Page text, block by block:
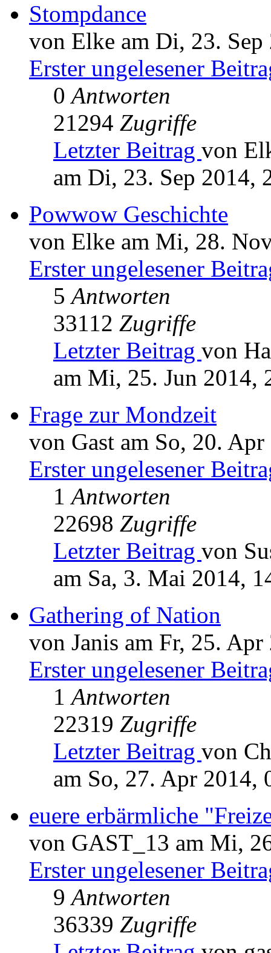
Stompdance
von Elke am Di, 23. Sep
Erster ungelesener
0Antworten
21294 Zugriffe
Letzter Beitrag von
am Di, 23. Sep 2014,
Powwow Geschichte
von Elke am Mi, 28.
Erster ungelesener
5Antworten
33112 Zugriffe
Letzter Beitrag von
am Mi, 25. Jun 2014,
Frage zur Mondzeit
von Gast am So, 20.
Erster ungelesener
1Antworten
22698 Zugriffe
Letzter Beitrag von
am Sa, 3. Mai 2014,
Gathering of Nation
von Janis am Fr, 25.
Erster ungelesener
1Antworten
22319 Zugriffe
Letzter Beitrag von
am So, 27. Apr 2014,
euere erbärmliche
von GAST_13 am Mi,
Erster ungelesener
9Antworten
36339 Zugriffe